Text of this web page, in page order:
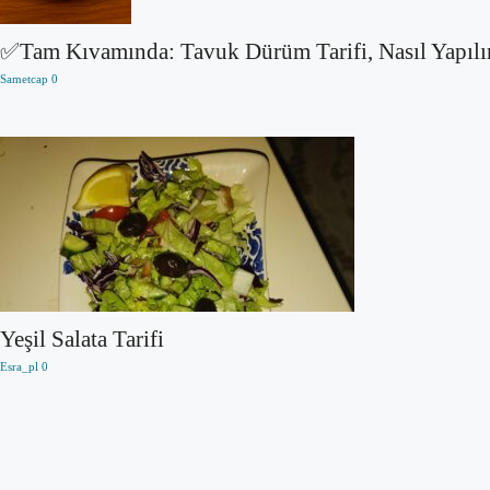
✅Tam Kıvamında: Tavuk Dürüm Tarifi, Nasıl
Sametcap 0
Yeşil Salata Tarifi
Esra_pl 0